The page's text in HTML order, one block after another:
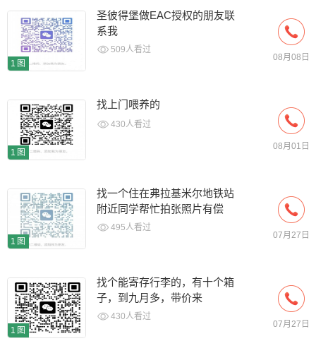
1图
圣彼得堡做EAC授权的朋友联
系我
509人看过
08月08日
1图
找上门喂养的
430人看过
08月01日
1图
找一个住在弗拉基米尔地铁站
附近同学帮忙拍张照片有偿
495人看过
07月27日
1图
找个能寄存行李的，有十个箱
子，到九月多，带价来
430人看过
07月27日